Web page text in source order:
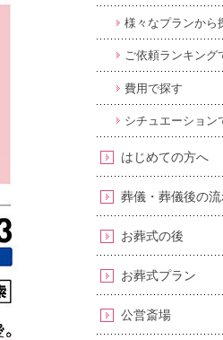
様々なプランから
ご依頼ランキング
費用で探す
シチュエーション
はじめての方へ
葬儀・葬儀後の
お葬式の後
お葬式プラン
公営斎場